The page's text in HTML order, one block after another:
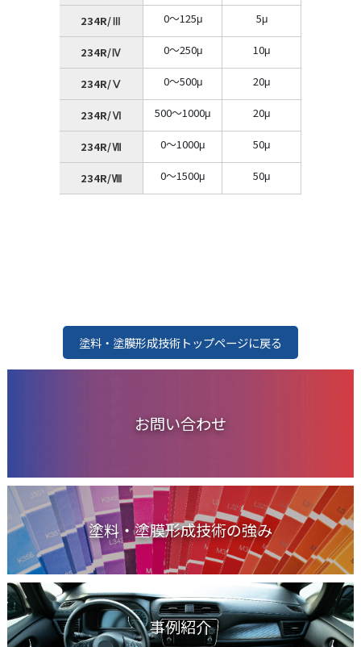
234R/Ⅲ 0～125μ 5μ
234R/Ⅳ 0～250μ 10μ
234R/Ⅴ 0～500μ 20μ
234R/Ⅵ 500～1000μ 20μ
234R/Ⅶ 0～1000μ 50μ
234R/Ⅷ 0～1500μ 50μ
塗料・塗膜形成技術トップページに戻る
お問い合わせ
塗料・塗膜形成技術の強み
事例紹介